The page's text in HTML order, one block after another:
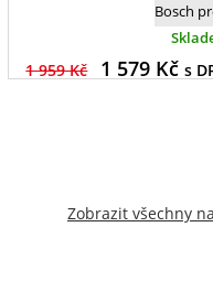
Bosch
1 959 Kč 1 579Kč s
Zobrazit všechny